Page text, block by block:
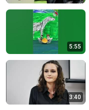
5:55
3:40